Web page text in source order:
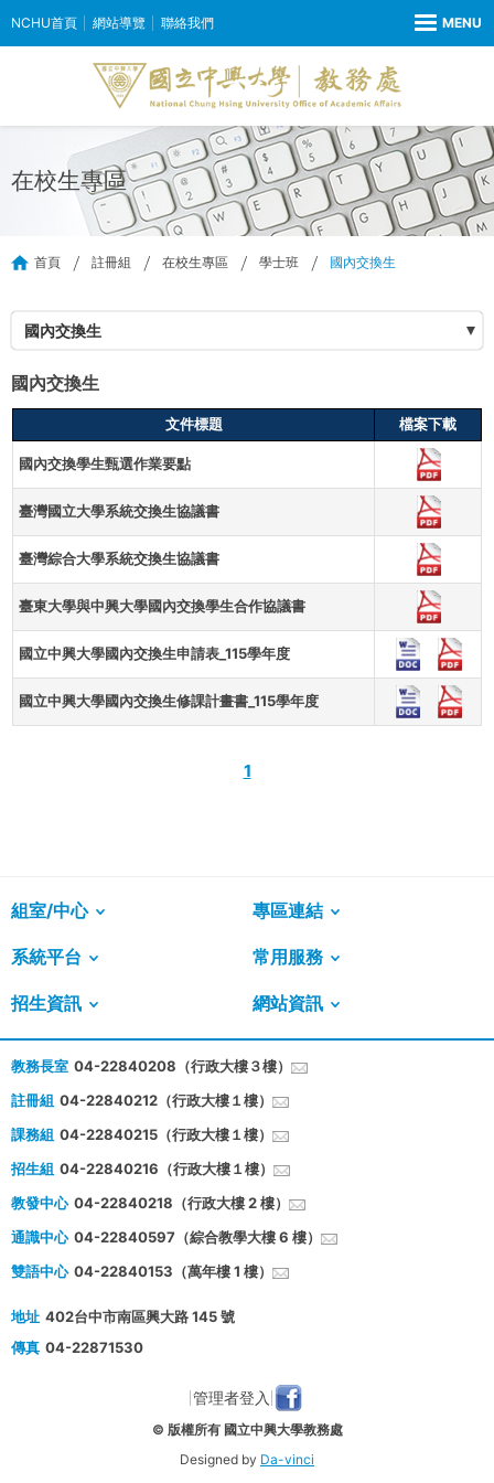
NCHU首頁 網站導覽 聯絡我們
在校生專區
首頁 註冊組 在校生專區 學士班 國內交換生
國內交換生
國內交換生
文件標題 檔案下載
國內交換學生甄選作業要點
臺灣國立大學系統交換生協議書
臺灣綜合大學系統交換生協議書
臺東大學與中興大學國內交換學生合作協議書
國立中興大學國內交換生申請表_115學年度
國立中興大學國內交換生修課計畫書_115學年度
1
組室/中心 專區連結
系統平台 常用服務
招生資訊 網站資訊
教務長室 04-22840208（行政大樓３樓）
註冊組 04-22840212（行政大樓１樓）
課務組 04-22840215（行政大樓１樓）
招生組 04-22840216（行政大樓１樓）
教發中心 04-22840218（行政大樓 2 樓）
通識中心 04-22840597（綜合教學大樓 6 樓）
雙語中心 04-22840153（萬年樓 1 樓）
地址 402台中市南區興大路 145 號
傳真 04-22871530
管理者登入
© 版權所有 國立中興大學教務處
Designed by Da-vinci